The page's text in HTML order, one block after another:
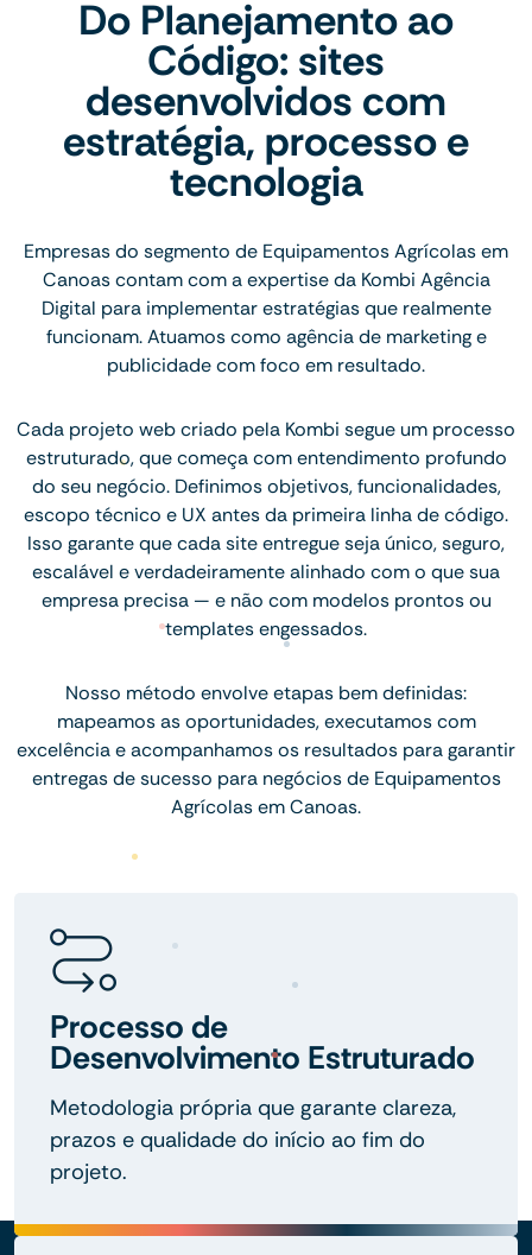
Do Planejamento ao
Código: sites
desenvolvidos com
estratégia, processo e
tecnologia
Empresas do segmento de Equipamentos Agrícolas em
Canoas contam com a expertise da Kombi Agência
Digital para implementar estratégias que realmente
funcionam. Atuamos como agência de marketing e
publicidade com foco em resultado.
Cada projeto web criado pela Kombi segue um processo
estruturado, que começa com entendimento profundo
do seu negócio. Definimos objetivos, funcionalidades,
escopo técnico e UX antes da primeira linha de código.
Isso garante que cada site entregue seja único, seguro,
escalável e verdadeiramente alinhado com o que sua
empresa precisa — e não com modelos prontos ou
templates engessados.
Nosso método envolve etapas bem definidas:
mapeamos as oportunidades, executamos com
excelência e acompanhamos os resultados para garantir
entregas de sucesso para negócios de Equipamentos
Agrícolas em Canoas.
Processo de
Desenvolvimento Estruturado
Metodologia própria que garante clareza,
prazos e qualidade do início ao fim do
projeto.